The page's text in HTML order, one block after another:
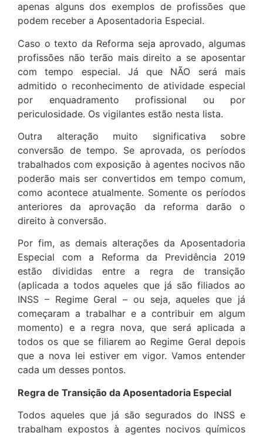
apenas alguns dos exemplos de profissões que
podem receber a Aposentadoria Especial.
Caso o texto da Reforma seja aprovado, algumas
profissões não terão mais direito a se aposentar
com tempo especial. Já que NÃO será mais
admitido o reconhecimento de atividade especial
por enquadramento profissional ou por
periculosidade. Os vigilantes estão nesta lista.
Outra alteração muito significativa sobre
conversão de tempo. Se aprovada, os períodos
trabalhados com exposição à agentes nocivos não
poderão mais ser convertidos em tempo comum,
como acontece atualmente. Somente os períodos
anteriores da aprovação da reforma darão o
direito à conversão.
Por fim, as demais alterações da Aposentadoria
Especial com a Reforma da Previdência 2019
estão divididas entre a regra de transição
(aplicada a todos aqueles que já são filiados ao
INSS – Regime Geral – ou seja, aqueles que já
começaram a trabalhar e a contribuir em algum
momento) e a regra nova, que será aplicada a
todos os que se filiarem ao Regime Geral depois
que a nova lei estiver em vigor. Vamos entender
cada um desses pontos.
Regra de Transição da Aposentadoria Especial
Todos aqueles que já são segurados do INSS e
trabalham expostos à agentes nocivos químicos